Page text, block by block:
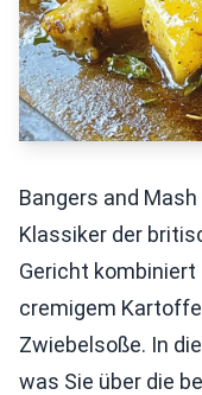
Bangers and
Klassiker der
Gericht
cremigem
Zwiebelsoße. In
was Sie über die